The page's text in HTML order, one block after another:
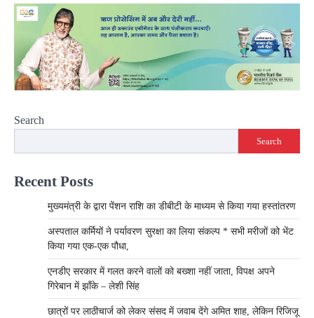
Search
Search
Recent Posts
मुख्यमंत्री के द्वारा पेंशन राशि का डीबीटी के माध्यम से किया गया हस्तांतरण
अस्पताल कर्मियों ने पर्यावरण सुरक्षा का लिया संकल्प * सभी मरीजों को भेंट
किया गया एक-एक पौधा,
एनडीए सरकार में गलत करने वालों को बख्शा नहीं जाता, विपक्ष अपने
गिरेबान में झाँके – लेशी सिंह
छात्रों पर लाठीचार्ज को लेकर संसद में जवाब देंगे अमित शाह, लेकिन रिजिजू